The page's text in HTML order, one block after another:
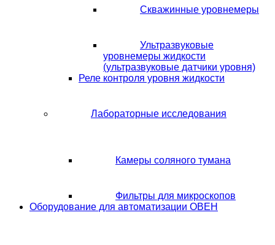
Скважинные уровнемеры
Ультразвуковые
уровнемеры жидкости
(ультразвуковые датчики уровня)
Реле контроля уровня жидкости
Лабораторные исследования
Камеры соляного тумана
Фильтры для микроскопов
Оборудование для автоматизации ОВЕН